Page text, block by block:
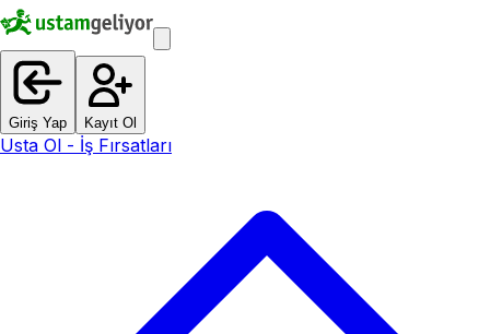
Giriş Yap Kayıt Ol
Usta Ol - İş Fırsatları